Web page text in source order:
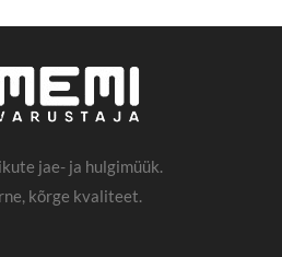
jae- ja hulgimüük.
kõrge kvaliteet.